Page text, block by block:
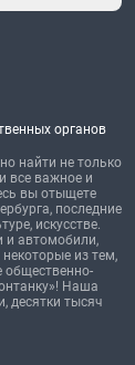
органов
найти не только
все важное и
вы отыщете
последние
искусстве.
и автомобили,
из тем,
общественно-
Наша
десятки тысяч